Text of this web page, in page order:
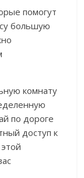
помогут
большую
комнату
по дороге
доступ к